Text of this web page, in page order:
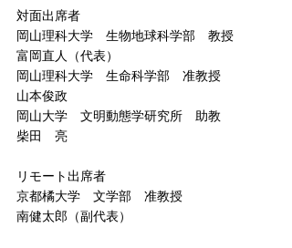
対面出席者
岡山理科大学　生物地球科学部　教授
富岡直人（代表）
岡山理科大学　生命科学部　准教授
山本俊政
岡山大学　文明動態学研究所　助教
柴田　亮
リモート出席者
京都橘大学　文学部　准教授
南健太郎（副代表）